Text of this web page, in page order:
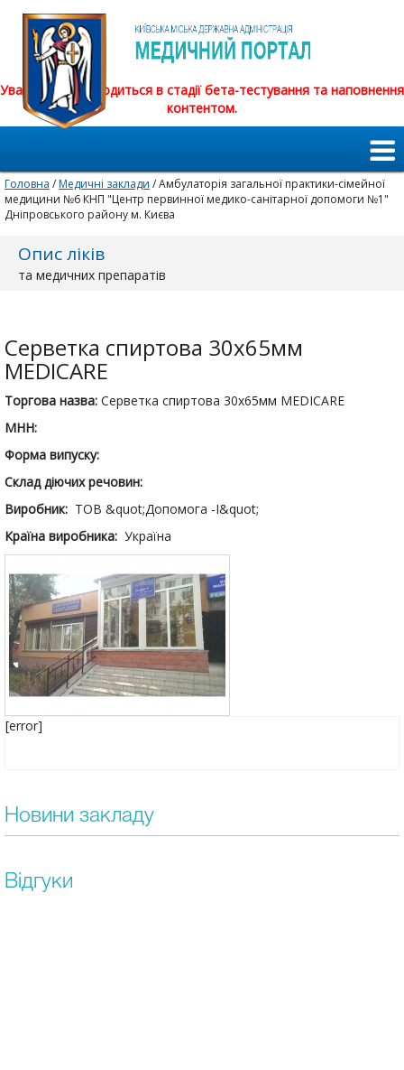
Увага! Сайт знаходиться в стадії бета-тестування та наповнення
контентом.
Головна /Медичні заклади / Амбулаторія загальної практики-сімейної
медицини №6 КНП "Центр первинної медико-санітарної допомоги №1"
Дніпровського району м. Києва
Опис ліків
та медичних препаратів
Серветка спиртова 30х65мм
MEDICARE
Торгова назва: Серветка спиртова 30х65мм MEDICARE
МНН:
Форма випуску:
Склад діючих речовин:
Виробник: ТОВ &quot;Допомога -І&quot;
Країна виробника: Україна
[error]
Новини закладу
Відгуки